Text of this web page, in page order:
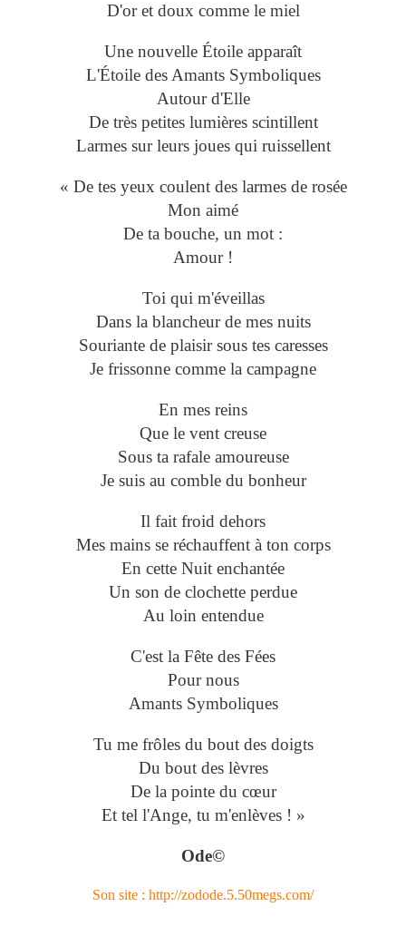
D'or et doux comme le miel
Une nouvelle Étoile apparaît
L'Étoile des Amants Symboliques
Autour d'Elle
De très petites lumières scintillent
Larmes sur leurs joues qui ruissellent
« De tes yeux coulent des larmes de rosée
Mon aimé
De ta bouche, un mot :
Amour !
Toi qui m'éveillas
Dans la blancheur de mes nuits
Souriante de plaisir sous tes caresses
Je frissonne comme la campagne
En mes reins
Que le vent creuse
Sous ta rafale amoureuse
Je suis au comble du bonheur
Il fait froid dehors
Mes mains se réchauffent à ton corps
En cette Nuit enchantée
Un son de clochette perdue
Au loin entendue
C'est la Fête des Fées
Pour nous
Amants Symboliques
Tu me frôles du bout des doigts
Du bout des lèvres
De la pointe du cœur
Et tel l'Ange, tu m'enlèves ! »
Ode©
Son site : http://zodode.5.50megs.com/